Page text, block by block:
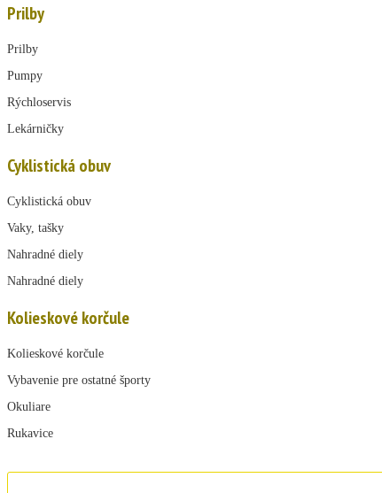
Prilby
Prilby
Pumpy
Rýchloservis
Lekárničky
Cyklistická obuv
Cyklistická obuv
Vaky, tašky
Nahradné diely
Nahradné diely
Kolieskové korčule
Kolieskové korčule
Vybavenie pre ostatné športy
Okuliare
Rukavice